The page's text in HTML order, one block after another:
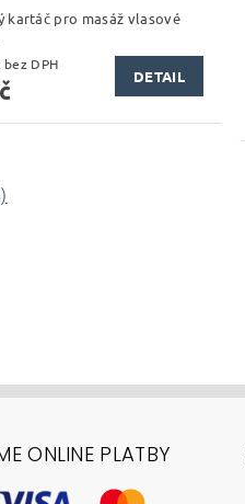
kartáč pro masáž vlasové
114,88 Kč bez DPH
DETAIL
ONLINE PLATBY